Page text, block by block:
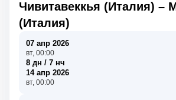
Чивитавеккья (Италия) –
(Италия)
07 апр 2026
вт, 00:00
8 дн / 7 нч
14 апр 2026
вт, 00:00